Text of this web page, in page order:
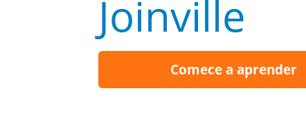
Joinville
Comece a aprender